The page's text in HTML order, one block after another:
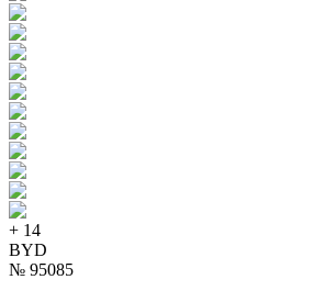
+ 14
BYD
№ 95085